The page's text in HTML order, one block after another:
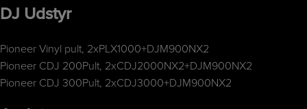
DJ Udstyr
Pioneer Vinyl pult, 2xPLX1000+DJM900NX2
Pioneer CDJ 200Pult, 2xCDJ2000NX2+DJM900NX2
Pioneer CDJ 300Pult, 2xCDJ3000+DJM900NX2